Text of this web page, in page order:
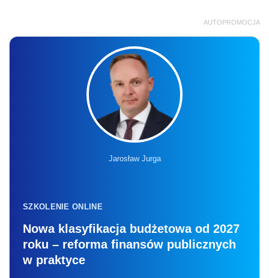
AUTOPROMOCJA
Jarosław Jurga
SZKOLENIE ONLINE
Nowa klasyfikacja budżetowa od 2027
roku – reforma finansów publicznych
w praktyce